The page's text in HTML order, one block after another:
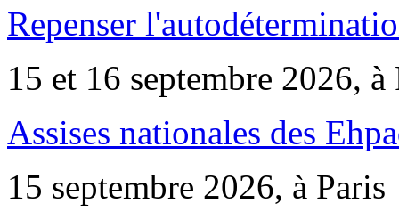
Repenser
15 et 16 septembre 2026, à
Assises nationales des
15 septembre 2026, à Paris